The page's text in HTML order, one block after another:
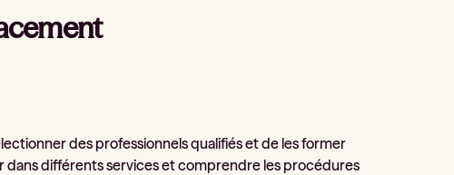
des professionnels qualifiés et de les former
différents services et comprendre les procédures